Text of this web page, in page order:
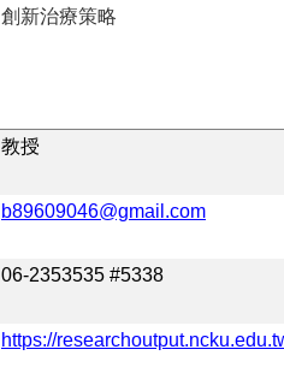
創新治療策略
教授
b89609046@gmail.com
06-2353535 #5338
https://